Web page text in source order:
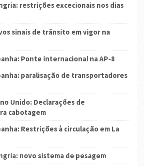
restrições excecionais nos dias
sinais de trânsito em vigor na
Ponte internacional na AP-8
paralisação de transportadores
Unido: Declarações de
cabotagem
Restrições à circulação em La
novo sistema de pesagem